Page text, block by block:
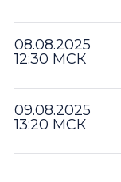
08.08.2025
12:30 МСК
09.08.2025
13:20 МСК